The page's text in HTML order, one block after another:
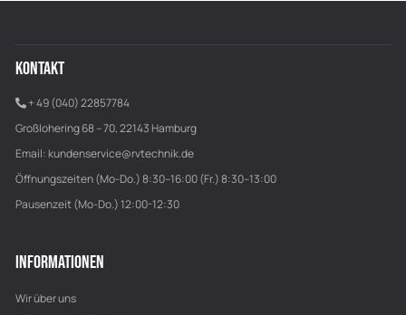
KONTAKT
+ 49 (040) 22857784
Großlohering 68 – 70, 22143 Hamburg
Email: kundenservice@rvtechnik.de
Öffnungszeiten (Mo-Do.) 8:30–16:00 (Fr.) 8:30–13:00
Pausenzeit (Mo-Do.) 12:00-12:30
INFORMATIONEN
Wir über uns